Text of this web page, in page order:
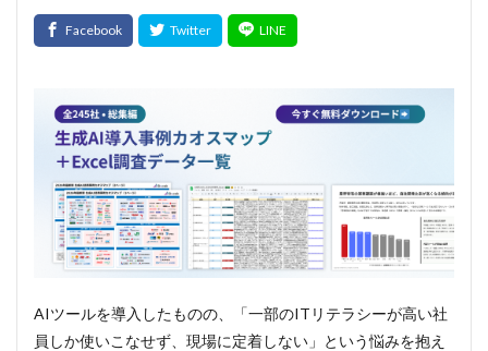
AIツールを導入したものの、「一部のITリテラシーが高い社
員しか使いこなせず、現場に定着しない」という悩みを抱え